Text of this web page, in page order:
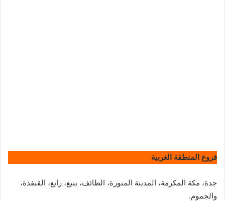
فروع المنطقة الغربية
جدة، مكة المكرمة، المدينة المنورة، الطائف، ينبع، رابغ، القنفذة،
والجموم.